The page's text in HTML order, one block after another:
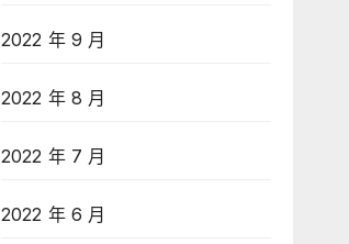
2022 年 9 月
2022 年 8 月
2022 年 7 月
2022 年 6 月